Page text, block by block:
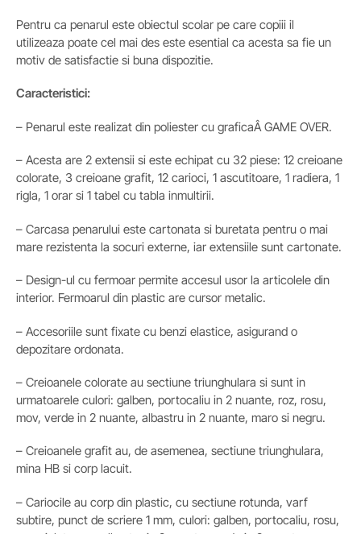
Pentru ca penarul este obiectul scolar pe care copiii il
utilizeaza poate cel mai des este esential ca acesta sa fie un
motiv de satisfactie si buna dispozitie.
Caracteristici:
– Penarul este realizat din poliester cu graficaÂ GAME OVER.
– Acesta are 2 extensii si este echipat cu 32 piese: 12 creioane
colorate, 3 creioane grafit, 12 carioci, 1 ascutitoare, 1 radiera, 1
rigla, 1 orar si 1 tabel cu tabla inmultirii.
– Carcasa penarului este cartonata si buretata pentru o mai
mare rezistenta la socuri externe, iar extensiile sunt cartonate.
– Design-ul cu fermoar permite accesul usor la articolele din
interior. Fermoarul din plastic are cursor metalic.
– Accesoriile sunt fixate cu benzi elastice, asigurand o
depozitare ordonata.
– Creioanele colorate au sectiune triunghulara si sunt in
urmatoarele culori: galben, portocaliu in 2 nuante, roz, rosu,
mov, verde in 2 nuante, albastru in 2 nuante, maro si negru.
– Creioanele grafit au, de asemenea, sectiune triunghulara,
mina HB si corp lacuit.
– Cariocile au corp din plastic, cu sectiune rotunda, varf
subtire, punct de scriere 1 mm, culori: galben, portocaliu, rosu,